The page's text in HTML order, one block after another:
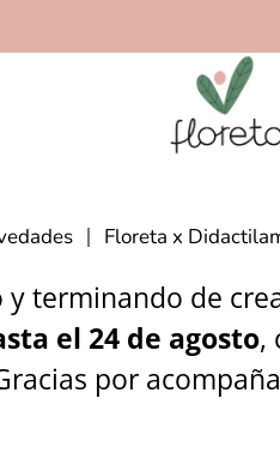
Floreta x
terminando de
el 24 de agosto,
por